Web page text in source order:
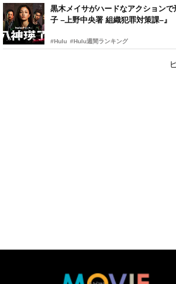
黒木メイサがハードなアクション
子 –上野中央署 組織犯罪対策課–』
#Hulu #Hulu週間ランキング